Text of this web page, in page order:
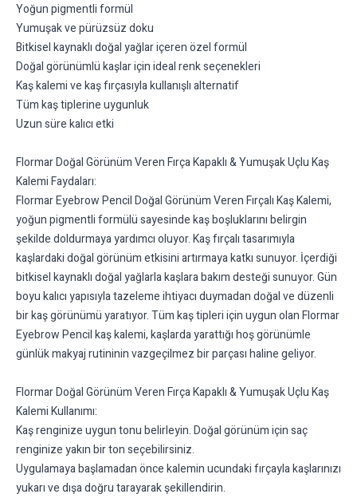
Yoğun pigmentli formül
Yumuşak ve pürüzsüz doku
Bitkisel kaynaklı doğal yağlar içeren özel formül
Doğal görünümlü kaşlar için ideal renk seçenekleri
Kaş kalemi ve kaş fırçasıyla kullanışlı alternatif
Tüm kaş tiplerine uygunluk
Uzun süre kalıcı etki
Flormar Doğal Görünüm Veren Fırça Kapaklı & Yumuşak Uçlu Kaş
Kalemi Faydaları:
Flormar Eyebrow Pencil Doğal Görünüm Veren Fırçalı Kaş Kalemi,
yoğun pigmentli formülü sayesinde kaş boşluklarını belirgin
şekilde doldurmaya yardımcı oluyor. Kaş fırçalı tasarımıyla
kaşlardaki doğal görünüm etkisini artırmaya katkı sunuyor. İçerdiği
bitkisel kaynaklı doğal yağlarla kaşlara bakım desteği sunuyor. Gün
boyu kalıcı yapısıyla tazeleme ihtiyacı duymadan doğal ve düzenli
bir kaş görünümü yaratıyor. Tüm kaş tipleri için uygun olan Flormar
Eyebrow Pencil kaş kalemi, kaşlarda yarattığı hoş görünümle
günlük makyaj rutininin vazgeçilmez bir parçası haline geliyor.
Flormar Doğal Görünüm Veren Fırça Kapaklı & Yumuşak Uçlu Kaş
Kalemi Kullanımı:
Kaş renginize uygun tonu belirleyin. Doğal görünüm için saç
renginize yakın bir ton seçebilirsiniz.
Uygulamaya başlamadan önce kalemin ucundaki fırçayla kaşlarınızı
yukarı ve dışa doğru tarayarak şekillendirin.